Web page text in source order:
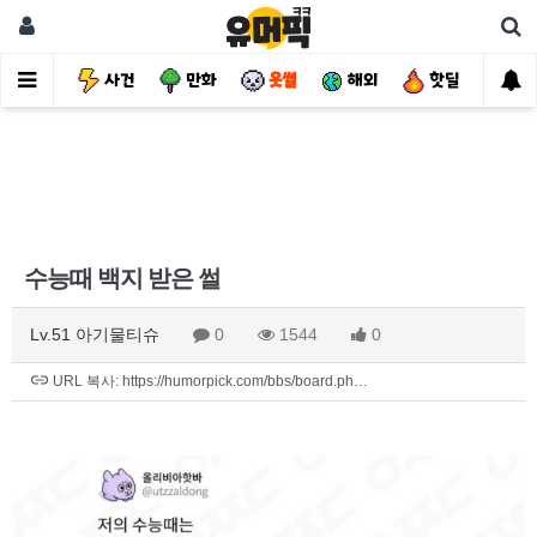
유머 사건 만화 웃썰 해외 핫딜 자
수능때 백지 받은 썰
Lv.51 아기물티슈 0 1544 0
URL 복사: https://humorpick.com/bbs/board.ph…